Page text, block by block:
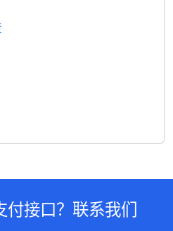
付接口？联系我们